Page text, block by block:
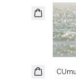
-30%